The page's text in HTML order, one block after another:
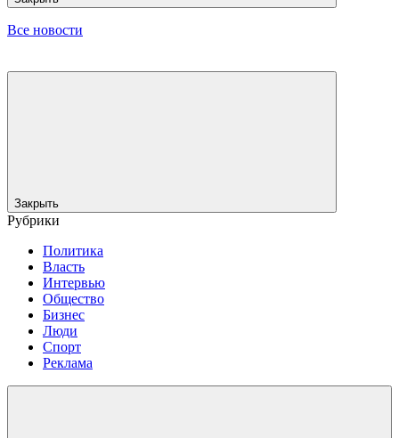
Все новости
Закрыть
Рубрики
Политика
Власть
Интервью
Общество
Бизнес
Люди
Спорт
Реклама